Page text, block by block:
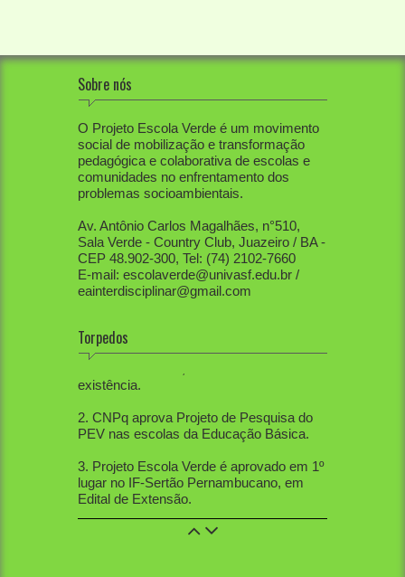
Sobre nós
O Projeto Escola Verde é um movimento
social de mobilização e transformação
pedagógica e colaborativa de escolas e
comunidades no enfrentamento dos
problemas socioambientais.
Av. Antônio Carlos Magalhães, n°510,
Sala Verde - Country Club, Juazeiro / BA -
CEP 48.902-300, Tel: (74) 2102-7660
E-mail: escolaverde@univasf.edu.br /
eainterdisciplinar@gmail.com
Torpedos
80 mil pessoas, apenas na região do Vale
do São Francisco, em seis anos de
PEV nas escolas da Educação Básica.
lugar no IF-Sertão Pernambucano, em
Edital de Extensão.
4. PEV aprovou 12 trabalhos na Mostra
de Extensão, 10 trabalhos na Semana de